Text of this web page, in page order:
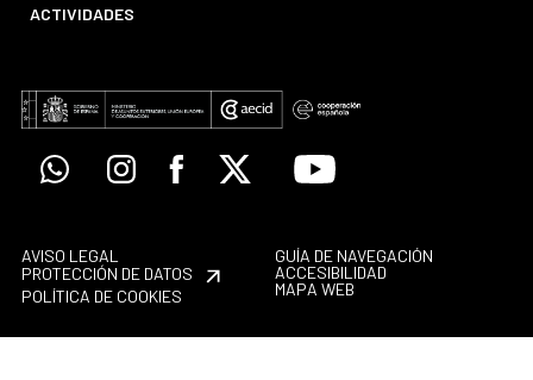
ACTIVIDADES
WhatsappInstagramFacebook
X Youtube
AVISO LEGAL
PROTECCIÓN DE DATOS
POLÍTICA DE COOKIES
GUÍA DE NAVEGACIÓN
ACCESIBILIDAD
MAPA WEB